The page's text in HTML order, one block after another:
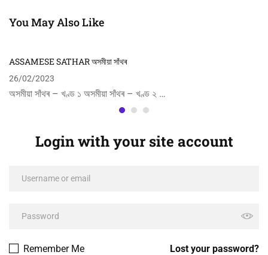
You May Also Like
ASSAMESE SATHAR অসমীয়া সাঁথৰ
26/02/2023
অসমীয়া সাঁথৰ – খণ্ড ১ অসমীয়া সাঁথৰ – খণ্ড ২ …
Login with your site account
Lost your password?
Remember Me